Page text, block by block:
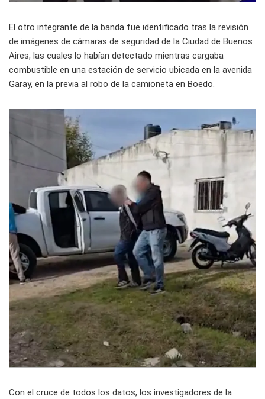
El otro integrante de la banda fue identificado tras la revisión
de imágenes de cámaras de seguridad de la Ciudad de Buenos
Aires, las cuales lo habían detectado mientras cargaba
combustible en una estación de servicio ubicada en la avenida
Garay, en la previa al robo de la camioneta en Boedo.
Con el cruce de todos los datos, los investigadores de la